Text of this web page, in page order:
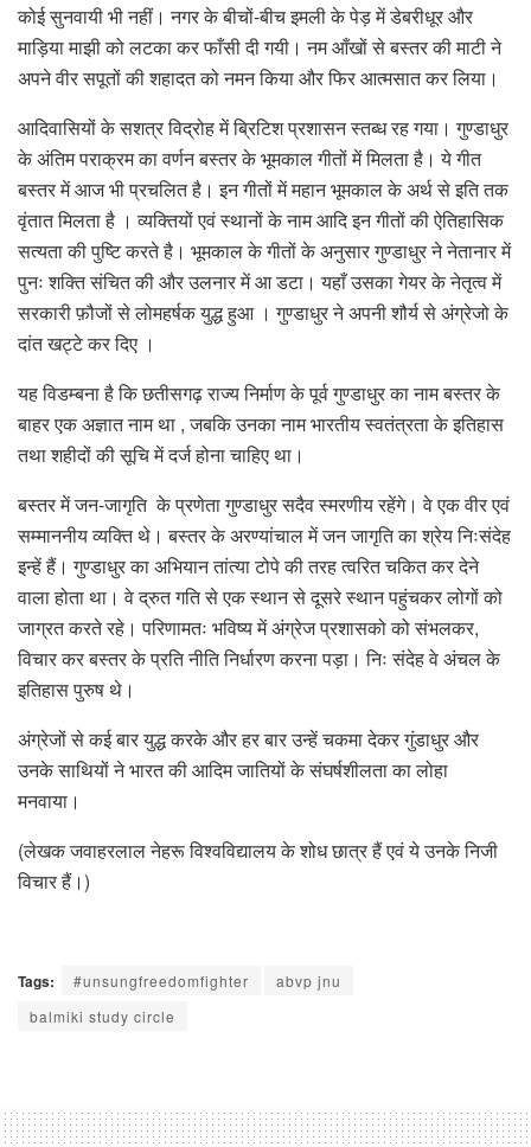
कोई सुनवायी भी नहीं। नगर के बीचों-बीच इमली के पेड़ में डेबरीधूर और
माड़िया माझी को लटका कर फाँसी दी गयी। नम आँखों से बस्तर की माटी ने
अपने वीर सपूतों की शहादत को नमन किया और फिर आत्मसात कर लिया।
आदिवासियों के सशत्र विद्रोह में ब्रिटिश प्रशासन स्तब्ध रह गया। गुण्डाधुर
के अंतिम पराक्रम का वर्णन बस्तर के भूमकाल गीतों में मिलता है। ये गीत
बस्तर में आज भी प्रचलित है। इन गीतों में महान भूमकाल के अर्थ से इति तक
वृंतात मिलता है । व्यक्तियों एवं स्थानों के नाम आदि इन गीतों की ऐतिहासिक
सत्यता की पुष्टि करते है। भूमकाल के गीतों के अनुसार गुण्डाधुर ने नेतानार में
पुनः शक्ति संचित की और उलनार में आ डटा। यहाँ उसका गेयर के नेतृत्व में
सरकारी फ़ौजों से लोमहर्षक युद्ध हुआ । गुण्डाधुर ने अपनी शौर्य से अंग्रेजो के
दांत खट्टे कर दिए ।
यह विडम्बना है कि छतीसगढ़ राज्य निर्माण के पूर्व गुण्डाधुर का नाम बस्तर के
बाहर एक अज्ञात नाम था , जबकि उनका नाम भारतीय स्वतंत्रता के इतिहास
तथा शहीदों की सूचि में दर्ज होना चाहिए था।
बस्तर में जन-जागृति के प्रणेता गुण्डाधुर सदैव स्मरणीय रहेंगे। वे एक वीर एवं
सम्माननीय व्यक्ति थे। बस्तर के अरण्यांचाल में जन जागृति का श्रेय निःसंदेह
इन्हें हैं। गुण्डाधुर का अभियान तांत्या टोपे की तरह त्वरित चकित कर देने
वाला होता था। वे द्रुत गति से एक स्थान से दूसरे स्थान पहुंचकर लोगों को
जाग्रत करते रहे। परिणामतः भविष्य में अंग्रेज प्रशासको को संभलकर,
विचार कर बस्तर के प्रति नीति निर्धारण करना पड़ा। निः संदेह वे अंचल के
इतिहास पुरुष थे।
अंग्रेजों से कई बार युद्ध करके और हर बार उन्हें चकमा देकर गुंडाधुर और
उनके साथियों ने भारत की आदिम जातियों के संघर्षशीलता का लोहा
मनवाया।
(लेखक जवाहरलाल नेहरू विश्वविद्यालय के शोध छात्र हैं एवं ये उनके निजी
विचार हैं।)
Tags: #unsungfreedomfighter
abvp jnu
balmiki study circle